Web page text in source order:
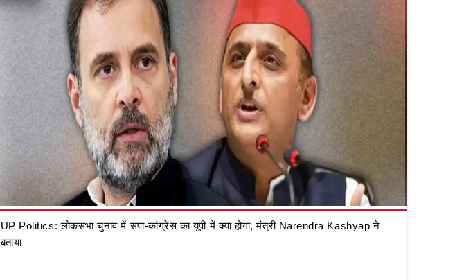
UP Politics: लोकसभा चुनाव में सपा-कांग्रेस का यूपी में क्या होगा, मंत्री Narendra Kashyap ने
बताया